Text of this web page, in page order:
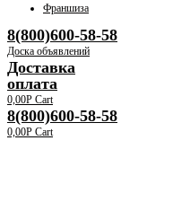
Франшиза
8(800)600-58-58
Доска объявлений
Доставка
оплата
0,00Р Cart
8(800)600-58-58
0,00Р Cart